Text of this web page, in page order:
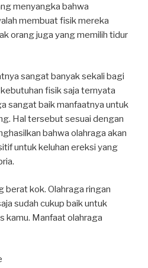
menyangka bahwa
membuat fisik mereka
orang juga yang memilih tidur
sangat banyak sekali bagi
fisik saja ternyata
sangat baik manfaatnya untuk
Hal tersebut sesuai dengan
bahwa olahraga akan
untuk keluhan ereksi yang
berat kok. Olahraga ringan
sudah cukup baik untuk
kamu. Manfaat olahraga